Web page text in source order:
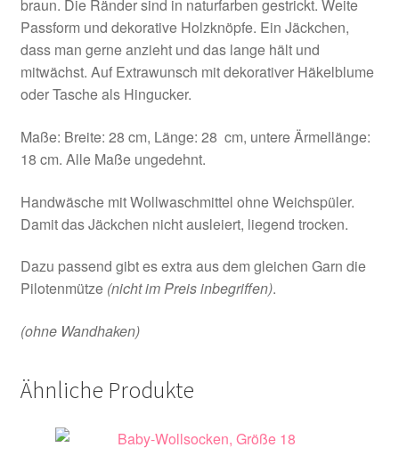
braun. Die Ränder sind in naturfarben gestrickt. Weite
Passform und dekorative Holzknöpfe. Ein Jäckchen,
dass man gerne anzieht und das lange hält und
mitwächst. Auf Extrawunsch mit dekorativer Häkelblume
oder Tasche als Hingucker.
Maße: Breite: 28 cm, Länge: 28 cm, untere Ärmellänge:
18 cm. Alle Maße ungedehnt.
Handwäsche mit Wollwaschmittel ohne Weichspüler.
Damit das Jäckchen nicht ausleiert, liegend trocken.
Dazu passend gibt es extra aus dem gleichen Garn die
Pilotenmütze (nicht im Preis inbegriffen).
(ohne Wandhaken)
Ähnliche Produkte